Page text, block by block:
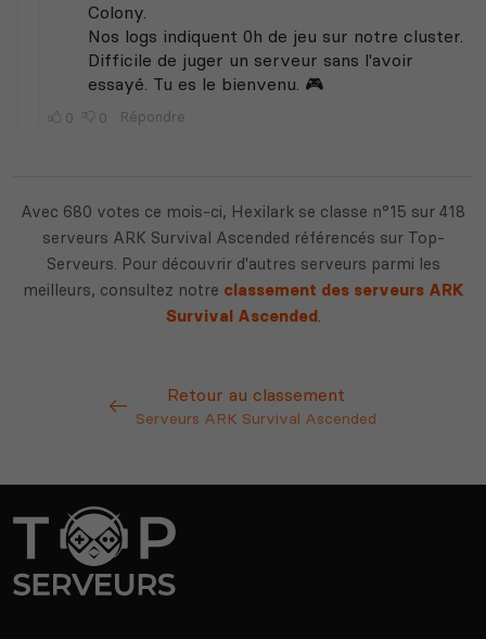
Avec 680 votes ce mois-ci, Hexilark se classe n°15 sur 418
serveurs ARK Survival Ascended référencés sur Top-
Serveurs. Pour découvrir d'autres serveurs parmi les
meilleurs, consultez notre classement des serveurs ARK
Survival Ascended.
Retour au classement
Serveurs ARK Survival Ascended